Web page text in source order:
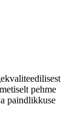
pehme
paindlikkuse